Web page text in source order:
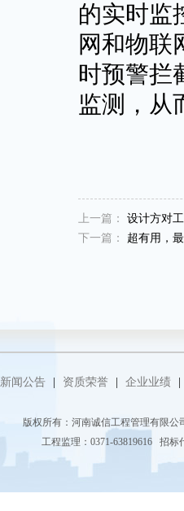
的实时监
网和物联
时预警拦
监测，从
上一篇： 设计方对
下一篇： 超有用，
新闻公告 资质荣誉 企业业绩
版权所有：河南诚信工程管理有限
工程监理：0371-63819616 招标